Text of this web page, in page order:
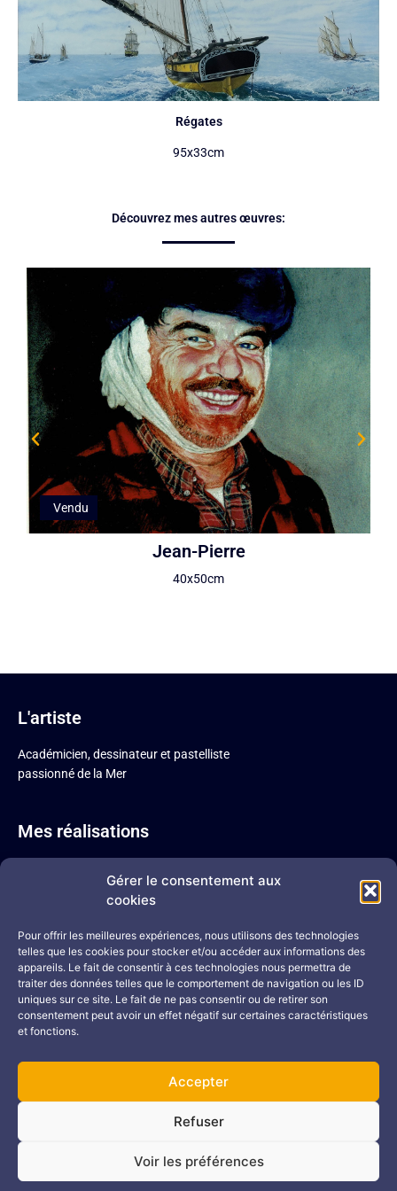
Gérer le consentement aux
cookies
Pour offrir les meilleures expériences, nous utilisons des technologies
telles que les cookies pour stocker et/ou accéder aux informations des
appareils. Le fait de consentir à ces technologies nous permettra de
traiter des données telles que le comportement de navigation ou les ID
uniques sur ce site. Le fait de ne pas consentir ou de retirer son
consentement peut avoir un effet négatif sur certaines caractéristiques
et fonctions.
Accepter
Refuser
Voir les préférences
Régates
95x33cm
Découvrez mes autres œuvres:
Vendu
Jean-Pierre
40x50cm
L'artiste
Académicien, dessinateur et pastelliste
passionné de la Mer
Mes réalisations
Mine de plomb
Mine de plomb colorisée
Portraits
Me contacter
Mentions légalesPolitique de confidentialité